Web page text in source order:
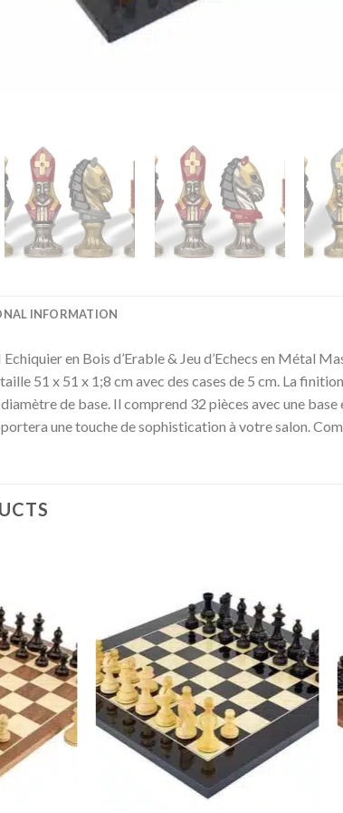
INFORMATION
en Bois d’Erable & Jeu d’Echecs en Métal
51 x 51 x 1;8 cm avec des cases de 5 cm. La
de base. Il comprend 32 pièces avec une
une touche de sophistication à votre salon.